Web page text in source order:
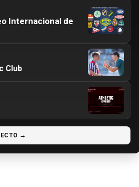
Internacional de
Club
→